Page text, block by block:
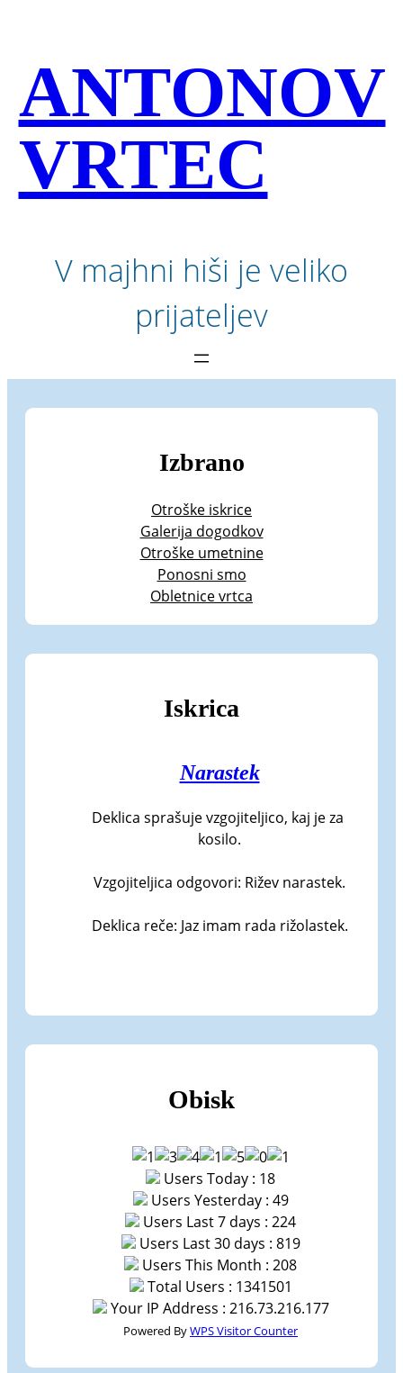
ANTONOV
VRTEC
V majhni hiši je veliko
prijateljev
Izbrano
Otroške iskrice
Galerija dogodkov
Otroške umetnine
Ponosni smo
Obletnice vrtca
Iskrica
Narastek
Deklica sprašuje vzgojiteljico, kaj je za
kosilo.
Vzgojiteljica odgovori: Rižev narastek.
Deklica reče: Jaz imam rada rižolastek.
Obisk
Users Today : 18
Users Yesterday : 49
Users Last 7 days : 224
Users Last 30 days : 819
Users This Month : 208
Total Users : 1341501
Your IP Address : 216.73.216.177
Powered ByWPS Visitor Counter